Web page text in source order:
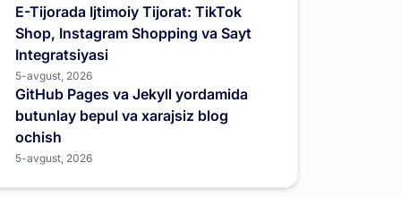
E-Tijorada Ijtimoiy Tijorat: TikTok
Shop, Instagram Shopping va Sayt
Integratsiyasi
5-avgust, 2026
GitHub Pages va Jekyll yordamida
butunlay bepul va xarajsiz blog
ochish
5-avgust, 2026